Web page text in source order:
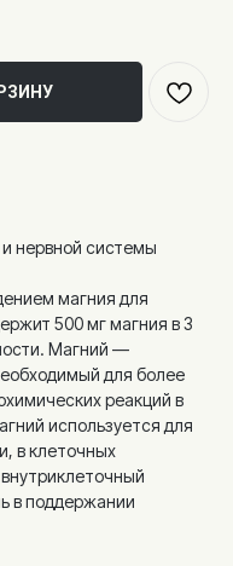
нервной системы
магния для
500 мг магния в 3
Магний —
для более
реакций в
используется для
в клеточных
в поддержании